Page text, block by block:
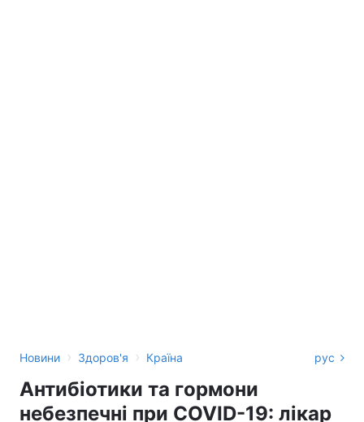
Новини › Здоров'я › Країна рус
Антибіотики та гормони
небезпечні при COVID-19: лікар